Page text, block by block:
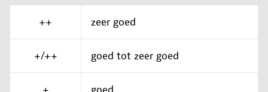
++ zeer goed
+/++ goed tot zeer goed